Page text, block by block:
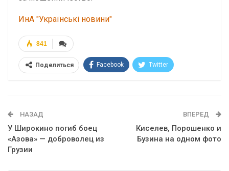
ИнА "Українські новини"
841
Поделиться Facebook Twitter
НАЗАД
У Широкино погиб боец
«Азова» — доброволец из
Грузии
ВПЕРЕД
Киселев, Порошенко и
Бузина на одном фото